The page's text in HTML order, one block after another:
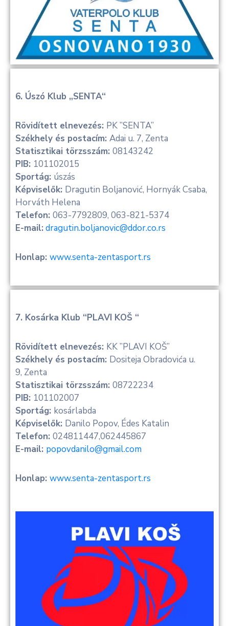
6. Úszó Klub „SENTA“
Rövidített elnevezés: PK ”SENTA”
Székhely és postacím: Adai u. 7, Zenta
Statisztikai törzsszám: 08143242
PIB: 101102015
Sportág: úszás
Képviselők: Dragutin Boljanović, Hornyák Csaba,
Horváth Helena
Telefon: 063-7792809, 063-821-5374
E-mail: dragutin.boljanovic@ddor.co.rs
Honlap: www.senta-zentasport.rs
7. Kosárka Klub “PLAVI KOŠ “
Rövidített elnevezés: KK ”PLAVI KOŠ”
Székhely és postacím: Dositeja Obradovića u.
9, Zenta
Statisztikai törzsszám: 08722234
PIB: 101102007
Sportág: kosárlabda
Képviselők: Danilo Popov, Édes Katalin
Telefon: 024811447,062445867
E-mail: popovdanilo@gmail.com
Honlap: www.senta-zentasport.rs